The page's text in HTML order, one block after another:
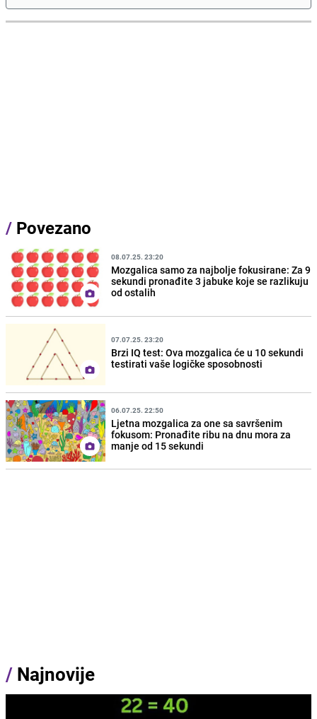
/ Povezano
08.07.25. 23:20
Mozgalica samo za najbolje fokusirane: Za 9
sekundi pronađite 3 jabuke koje se razlikuju
od ostalih
07.07.25. 23:20
Brzi IQ test: Ova mozgalica će u 10 sekundi
testirati vaše logičke sposobnosti
06.07.25. 22:50
Ljetna mozgalica za one sa savršenim
fokusom: Pronađite ribu na dnu mora za
manje od 15 sekundi
/ Najnovije